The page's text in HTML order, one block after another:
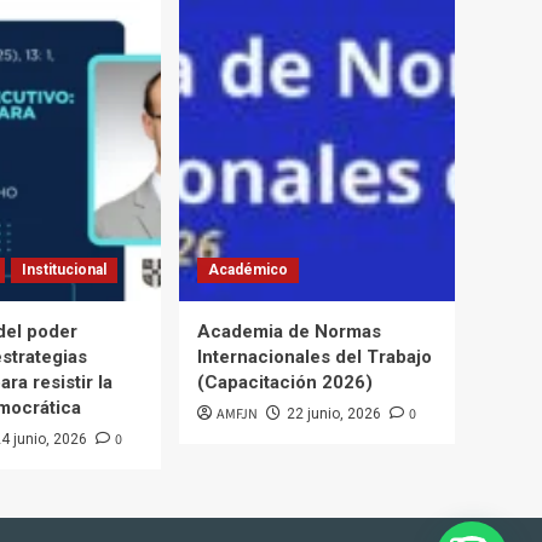
Institucional
poder
resistir la
junio, 2026 0
Académico
Academia de Normas
Internacionales del Trabajo
(Capacitación 2026)
AMFJN 22 junio, 2026 0